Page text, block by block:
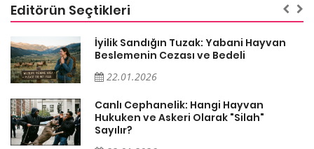
Editörün Seçtikleri
İyilik Sandığın Tuzak: Yabani Hayvan
Beslemenin Cezası ve Bedeli
22.01.2026
Canlı Cephanelik: Hangi Hayvan
Hukuken ve Askeri Olarak "Silah"
Sayılır?